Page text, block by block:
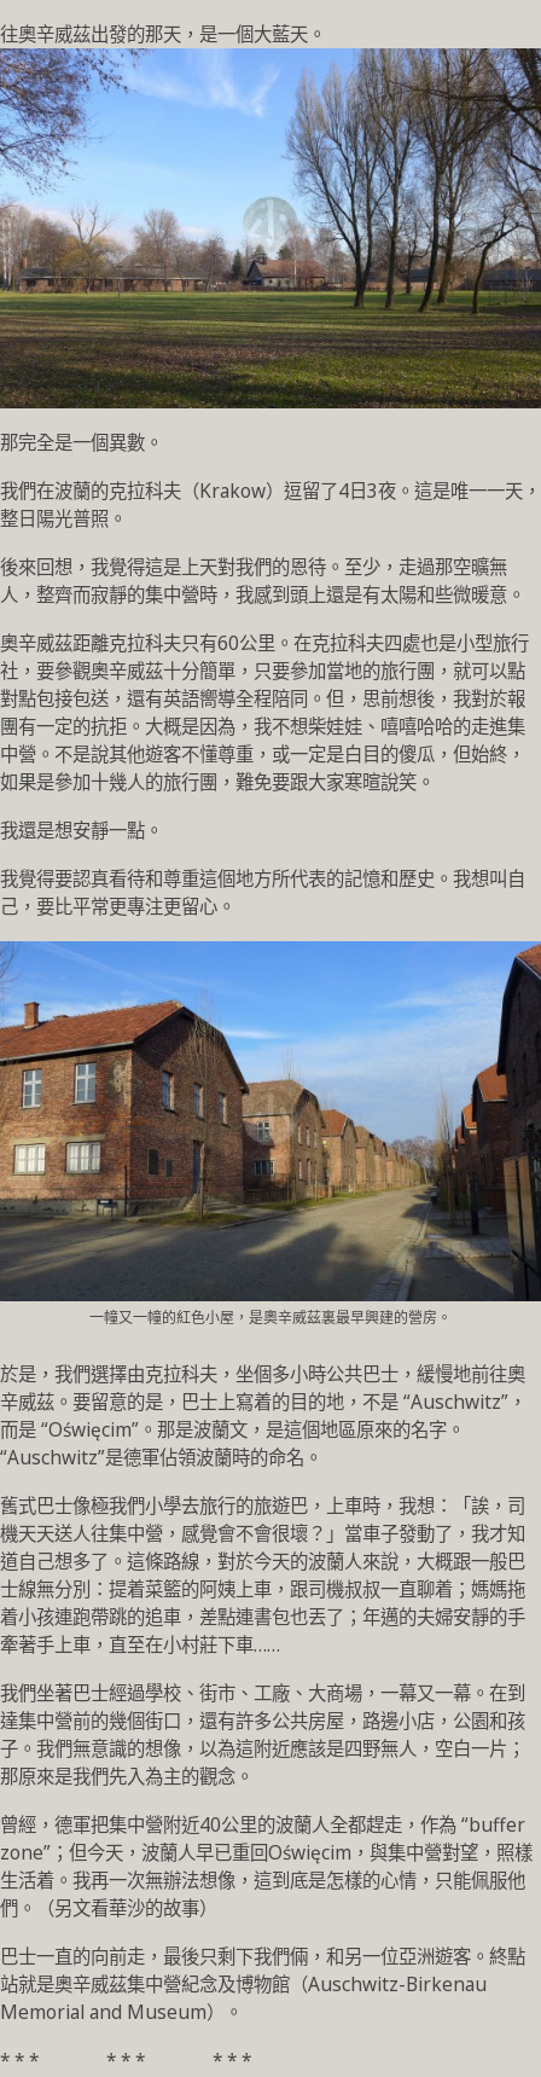
往奧辛威茲出發的那天，是一個大藍天。
那完全是一個異數。
我們在波蘭的克拉科夫（Krakow）逗留了4日3夜。這是唯一一天，
整日陽光普照。
後來回想，我覺得這是上天對我們的恩待。至少，走過那空曠無
人，整齊而寂靜的集中營時，我感到頭上還是有太陽和些微暖意。
奧辛威茲距離克拉科夫只有60公里。在克拉科夫四處也是小型旅行
社，要參觀奧辛威茲十分簡單，只要參加當地的旅行團，就可以點
對點包接包送，還有英語嚮導全程陪同。但，思前想後，我對於報
團有一定的抗拒。大概是因為，我不想柴娃娃、嘻嘻哈哈的走進集
中營。不是說其他遊客不懂尊重，或一定是白目的傻瓜，但始終，
如果是參加十幾人的旅行團，難免要跟大家寒暄說笑。
我還是想安靜一點。
我覺得要認真看待和尊重這個地方所代表的記憶和歷史。我想叫自
己，要比平常更專注更留心。
一幢又一幢的紅色小屋，是奧辛威茲裏最早興建的營房。
於是，我們選擇由克拉科夫，坐個多小時公共巴士，緩慢地前往奧
辛威茲。要留意的是，巴士上寫着的目的地，不是 “Auschwitz”，
而是 “Oświęcim”。那是波蘭文，是這個地區原來的名字。
“Auschwitz”是德軍佔領波蘭時的命名。
舊式巴士像極我們小學去旅行的旅遊巴，上車時，我想：「誒，司
機天天送人往集中營，感覺會不會很壞？」當車子發動了，我才知
道自己想多了。這條路線，對於今天的波蘭人來說，大概跟一般巴
士線無分別：提着菜籃的阿姨上車，跟司機叔叔一直聊着；媽媽拖
着小孩連跑帶跳的追車，差點連書包也丟了；年邁的夫婦安靜的手
牽著手上車，直至在小村莊下車……
我們坐著巴士經過學校、街市、工廠、大商場，一幕又一幕。在到
達集中營前的幾個街口，還有許多公共房屋，路邊小店，公園和孩
子。我們無意識的想像，以為這附近應該是四野無人，空白一片；
那原來是我們先入為主的觀念。
曾經，德軍把集中營附近40公里的波蘭人全都趕走，作為 “buffer
zone”；但今天，波蘭人早已重回Oświęcim，與集中營對望，照樣
生活着。我再一次無辦法想像，這到底是怎樣的心情，只能佩服他
們。（另文看華沙的故事）
巴士一直的向前走，最後只剩下我們倆，和另一位亞洲遊客。終點
站就是奧辛威茲集中營紀念及博物館（Auschwitz-Birkenau
Memorial and Museum）。
* * * * * * * * *